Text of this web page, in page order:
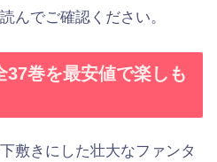
んでご確認ください。
37巻を最安値で楽しも
敷きにした壮大なファンタ